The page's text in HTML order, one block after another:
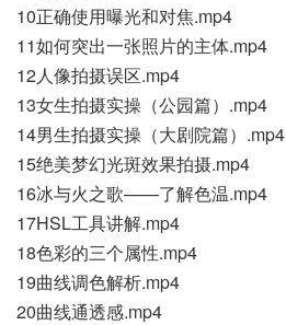
10正确使用曝光和对焦.mp4
11如何突出一张照片的主体.mp4
12人像拍摄误区.mp4
13女生拍摄实操（公园篇）.mp4
14男生拍摄实操（大剧院篇）.mp4
15绝美梦幻光斑效果拍摄.mp4
16冰与火之歌——了解色温.mp4
17HSL工具讲解.mp4
18色彩的三个属性.mp4
19曲线调色解析.mp4
20曲线通透感.mp4